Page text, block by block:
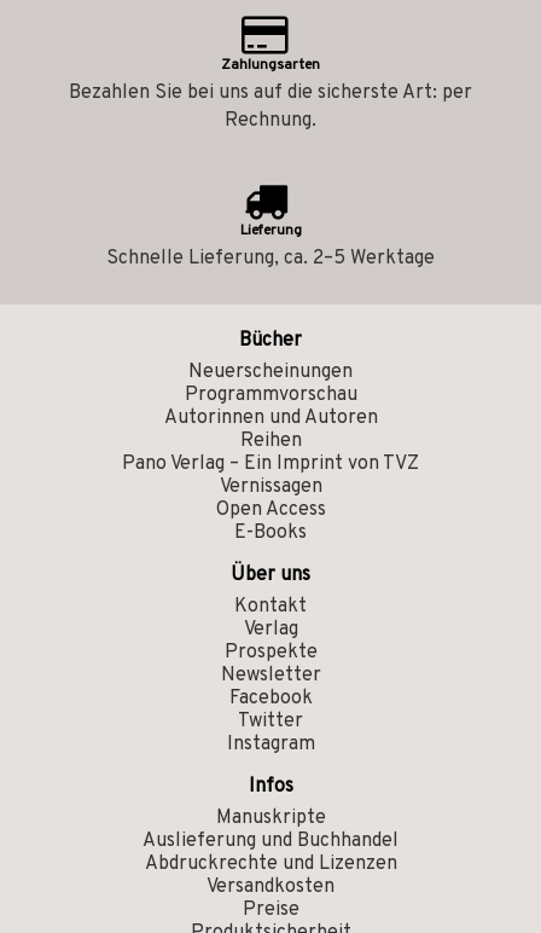
Zahlungsarten
Bezahlen Sie bei uns auf die sicherste Art: per
Rechnung.
Lieferung
Schnelle Lieferung, ca. 2–5 Werktage
Bücher
Neuerscheinungen
Programmvorschau
Autorinnen und Autoren
Reihen
Pano Verlag – Ein Imprint von TVZ
Vernissagen
Open Access
E-Books
Über uns
Kontakt
Verlag
Prospekte
Newsletter
Facebook
Twitter
Instagram
Infos
Manuskripte
Auslieferung und Buchhandel
Abdruckrechte und Lizenzen
Versandkosten
Preise